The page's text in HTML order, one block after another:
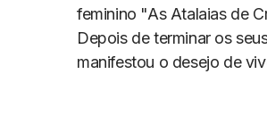
feminino "As Atalaias de
Depois de terminar os
manifestou o desejo de